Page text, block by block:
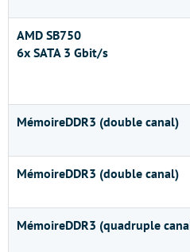
AMD SB750
6x SATA 3 Gbit/s
MémoireDDR3 (double canal)
MémoireDDR3 (double canal)
MémoireDDR3 (quadruple